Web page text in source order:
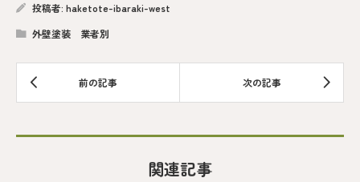
投稿者: haketote-ibaraki-west
外壁塗装 業者別
関連記事